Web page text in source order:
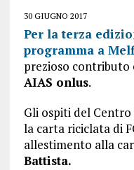
30 GIUGNO 2017
Per la terza
programma a
prezioso contributo
AIAS onlus.
Gli ospiti del
la carta riciclata di
allestimento alla
Battista.